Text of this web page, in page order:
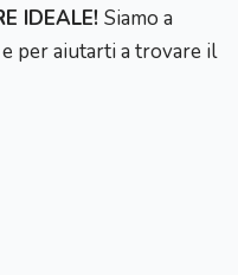
IDEALE! Siamo a
per aiutarti a trovare il